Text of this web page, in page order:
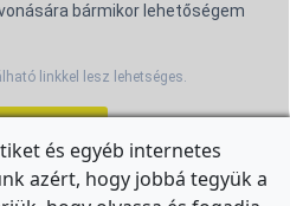
bármikor lehetőségem
linkkel lesz lehetséges.
clickHERE.
és egyéb internetes
azért, hogy jobbá tegyük a